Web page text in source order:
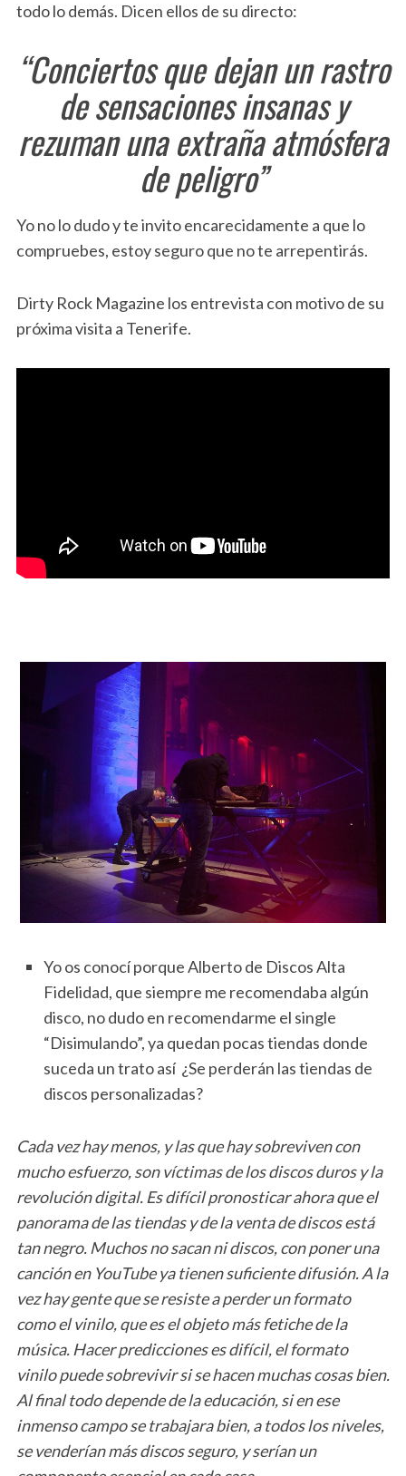
todo lo demás. Dicen ellos de su directo:
“Conciertos que dejan un rastro
de sensaciones insanas y
rezuman una extraña atmósfera
depeligro”
Yo no lo dudo y te invito encarecidamente a que lo
compruebes, estoy seguro que no te arrepentirás.
Dirty Rock Magazine los entrevista con motivo de su
próxima visita a Tenerife.
Yo os conocí porque Alberto de Discos Alta
Fidelidad, que siempre me recomendaba algún
disco, no dudo en recomendarme el single
“Disimulando”, ya quedan pocas tiendas donde
suceda un trato así ¿Se perderán las tiendas de
discos personalizadas?
Cada vez hay menos, y las que hay sobreviven con
mucho esfuerzo, son víctimas de los discos duros y la
revolución digital. Es difícil pronosticar ahora que el
panorama de las tiendas y de la venta de discos está
tan negro. Muchos no sacan ni discos, con poner una
canción en YouTube ya tienen suficiente difusión. A la
vez hay gente que se resiste a perder un formato
como el vinilo, que es el objeto más fetiche de la
música. Hacer predicciones es difícil, el formato
vinilo puede sobrevivir si se hacen muchas cosas bien.
Al final todo depende de la educación, si en ese
inmenso campo se trabajara bien, a todos los niveles,
se venderían más discos seguro, y serían un